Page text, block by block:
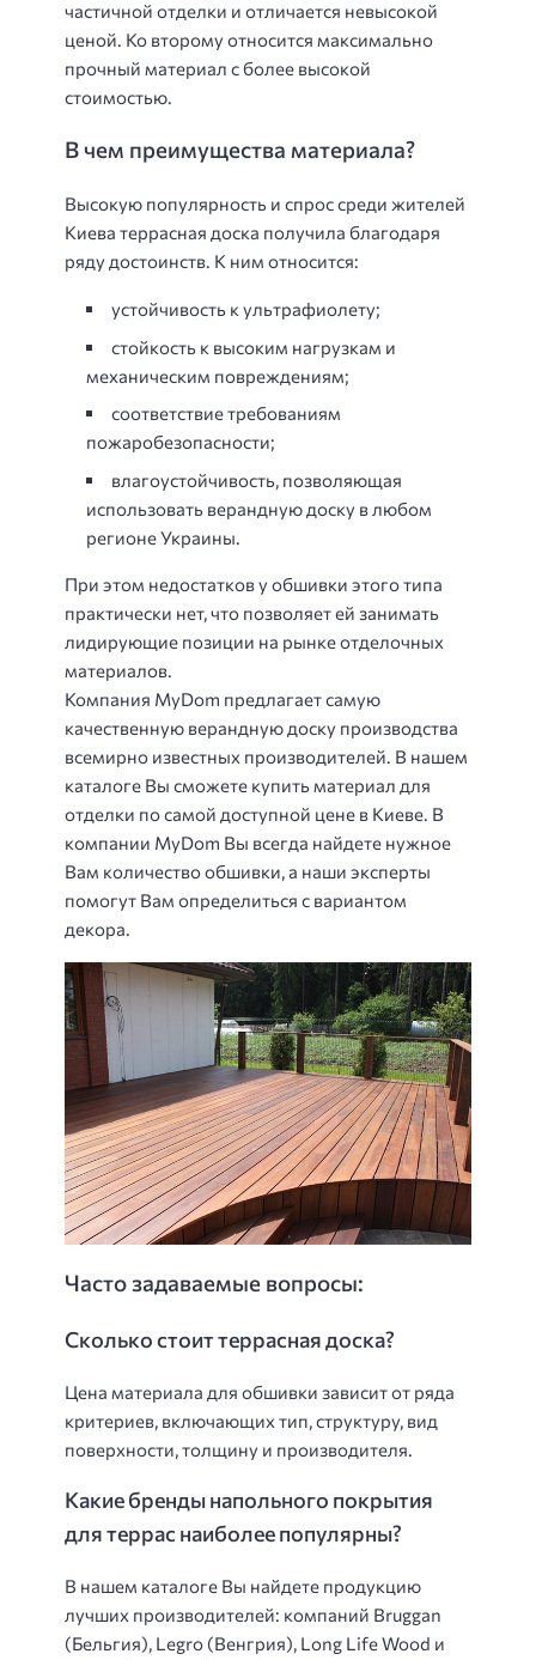
частичной отделки и отличается невысокой
ценой. Ко второму относится максимально
прочный материал с более высокой
стоимостью.
В чем преимущества материала?
Высокую популярность и спрос среди жителей
Киева террасная доска получила благодаря
ряду достоинств. К ним относится:
устойчивость к ультрафиолету;
стойкость к высоким нагрузкам и
механическим повреждениям;
соответствие требованиям
пожаробезопасности;
влагоустойчивость, позволяющая
использовать верандную доску в любом
регионе Украины.
При этом недостатков у обшивки этого типа
практически нет, что позволяет ей занимать
лидирующие позиции на рынке отделочных
материалов.
Компания MyDom предлагает самую
качественную верандную доску производства
всемирно известных производителей. В нашем
каталоге Вы сможете купить материал для
отделки по самой доступной цене в Киеве. В
компании MyDom Вы всегда найдете нужное
Вам количество обшивки, а наши эксперты
помогут Вам определиться с вариантом
декора.
Часто задаваемые вопросы:
Сколько стоит террасная доска?
Цена материала для обшивки зависит от ряда
критериев, включающих тип, структуру, вид
поверхности, толщину и производителя.
Какие бренды напольного покрытия
для террас наиболее популярны?
В нашем каталоге Вы найдете продукцию
лучших производителей: компаний Bruggan
(Бельгия), Legro (Венгрия), Long Life Wood и